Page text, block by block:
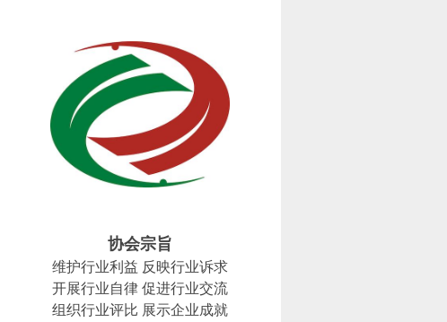
协会宗旨
维护行业利益 反映行业诉求
开展行业自律 促进行业交流
组织行业评比 展示企业成就